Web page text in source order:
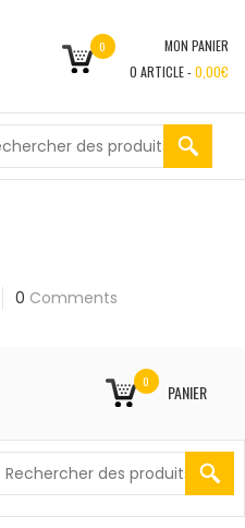
0
MON PANIER
0 ARTICLE -0,00€
0 Comments
0 PANIER